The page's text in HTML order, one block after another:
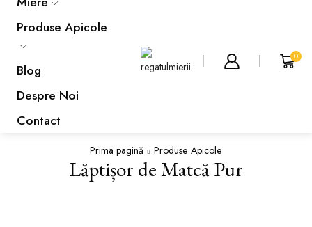
Produse Apicole
Blog
Despre Noi
Contact
0
Prima pagină Produse Apicole
Lăptișor de Matcă Pur